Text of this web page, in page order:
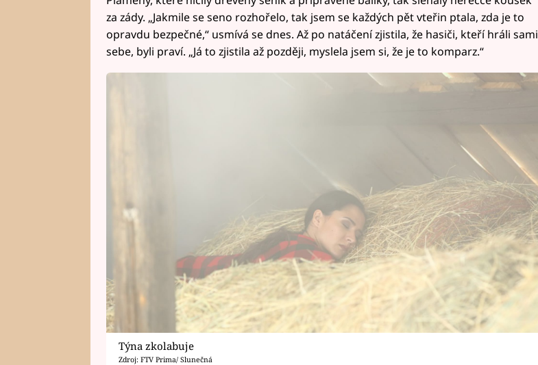
za zády. „Jakmile se seno rozhořelo, tak jsem se každých pět vteřin ptala, zda je to
opravdu bezpečné,“ usmívá se dnes. Až po natáčení zjistila, že hasiči, kteří hráli sami
sebe, byli praví. „Já to zjistila až později, myslela jsem si, že je to komparz.“
Týna zkolabuje
Zdroj: FTV Prima/ Slunečná